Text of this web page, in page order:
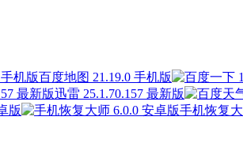
百度地图 21.19.0 手机版
迅雷 25.1.70.157 最新版
版 手机恢复